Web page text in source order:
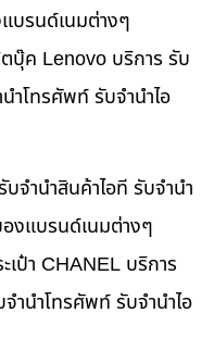
บรนด์เนมต่างๆ
บุ๊ค Lenovo บริการ รับ
ำโทรศัพท์ รับจำนำไอ
จำนำสินค้าไอที รับจำนำ
งแบรนด์เนมต่างๆ
ป๋า CHANEL บริการ
ำนำโทรศัพท์ รับจำนำไอ